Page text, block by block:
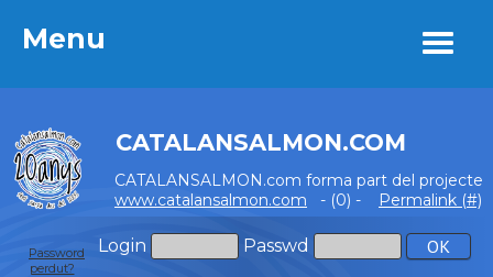
Menu
CATALANSALMON.COM
CATALANSALMON.com forma part del projecte
www.catalansalmon.com - (0) - Permalink (#)
Login Passwd
Password
perdut?
Menu